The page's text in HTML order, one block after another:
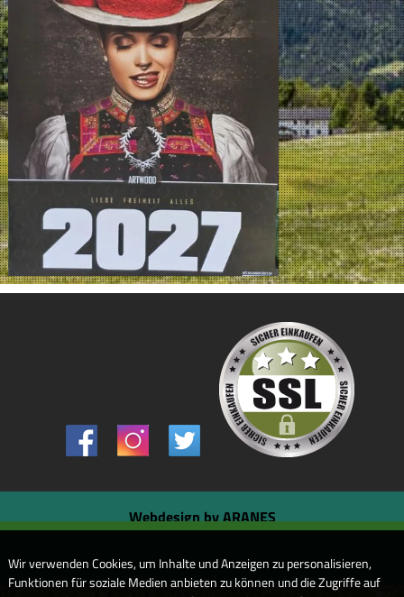
Webdesign by ARANES
Wir verwenden Cookies, um Inhalte und Anzeigen zu personalisieren,
Funktionen für soziale Medien anbieten zu können und die Zugriffe auf